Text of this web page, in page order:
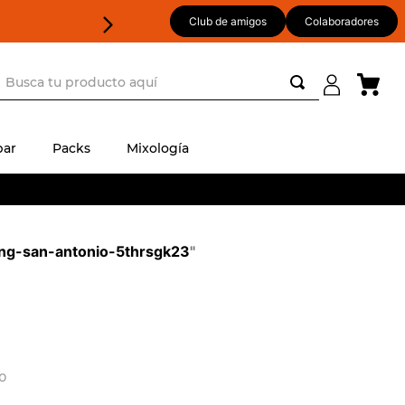
Club de amigos Colaboradores
Packs Mixología
san-antonio-5thrsgk23"